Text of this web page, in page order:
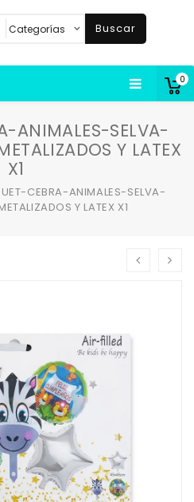
0
Buscar
ANIMALES-SELVA-
Y LATEX
X1
CEBRA-ANIMALES-SELVA-
Y LATEX X1